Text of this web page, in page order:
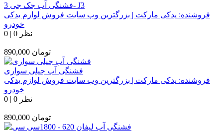
فشنگی آب جک جی 3- J3
فروشنده: یدکی مارکت | بزرگترین وب سایت فروش لوازم یدکی
خودرو
0 | 0 نظر
890,000 تومان
فشنگی آب جیلی سواری
فروشنده: یدکی مارکت | بزرگترین وب سایت فروش لوازم یدکی
خودرو
0 | 0 نظر
890,000 تومان